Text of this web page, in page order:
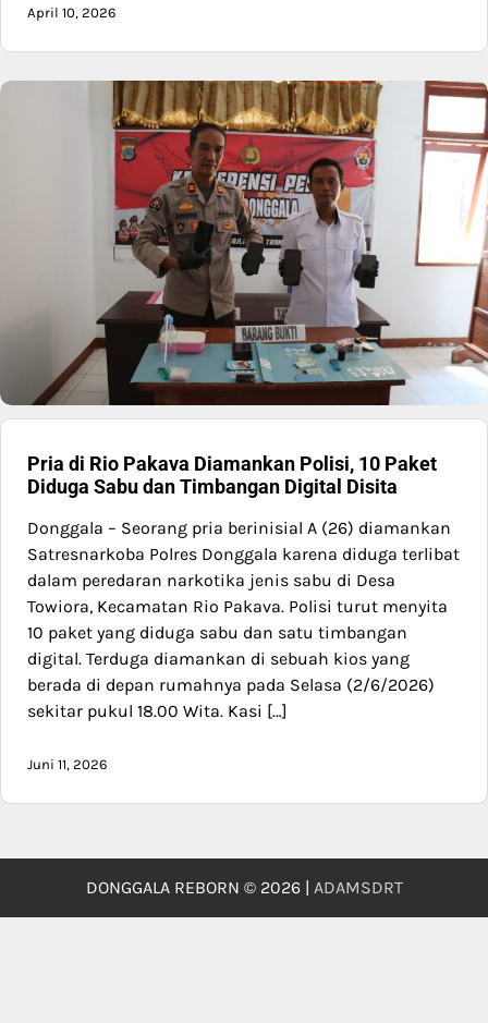
April 10, 2026
Pria di Rio Pakava Diamankan Polisi, 10 Paket
Diduga Sabu dan Timbangan Digital Disita
Donggala – Seorang pria berinisial A (26) diamankan
Satresnarkoba Polres Donggala karena diduga terlibat
dalam peredaran narkotika jenis sabu di Desa
Towiora, Kecamatan Rio Pakava. Polisi turut menyita
10 paket yang diduga sabu dan satu timbangan
digital. Terduga diamankan di sebuah kios yang
berada di depan rumahnya pada Selasa (2/6/2026)
sekitar pukul 18.00 Wita. Kasi […]
Juni 11, 2026
DONGGALA REBORN © 2026 | ADAMSDRT